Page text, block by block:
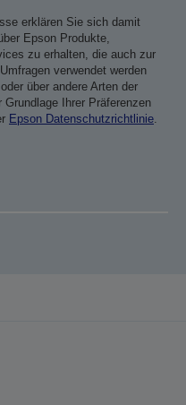
erklären Sie sich damit
Epson Produkte,
zu erhalten, die auch zur
verwendet werden
über andere Arten der
Ihrer Präferenzen
Epson Datenschutzrichtlinie